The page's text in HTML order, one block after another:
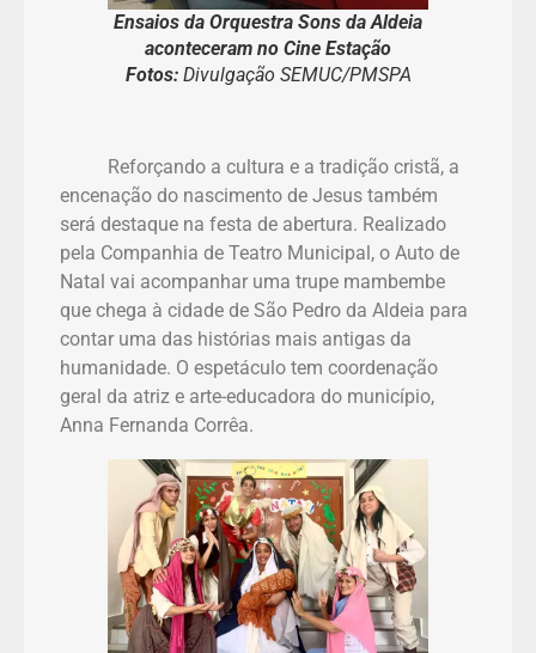
Ensaios da Orquestra Sons da Aldeia
aconteceram no Cine Estação
Fotos: Divulgação SEMUC/PMSPA
Reforçando a cultura e a tradição cristã, a
encenação do nascimento de Jesus também
será destaque na festa de abertura. Realizado
pela Companhia de Teatro Municipal, o Auto de
Natal vai acompanhar uma trupe mambembe
que chega à cidade de São Pedro da Aldeia para
contar uma das histórias mais antigas da
humanidade. O espetáculo tem coordenação
geral da atriz e arte-educadora do município,
Anna Fernanda Corrêa.